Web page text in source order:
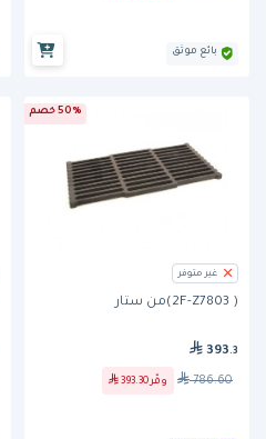
بائع موثق
50% خصم
غير متوفر
( 2F-Z7803)من ستار
393 .3
786.60 وفّر 393.30